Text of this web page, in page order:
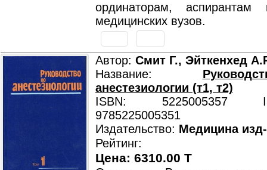
ординаторам, аспирантам
медицинских вузов.
Автор: Смит Г., Эйткенхед
Название:
анестезиологии (т1, т2)
ISBN: 5225005357
9785225005351
Издательство: Медицина
Рейтинг:
Цена: 6310.00 T